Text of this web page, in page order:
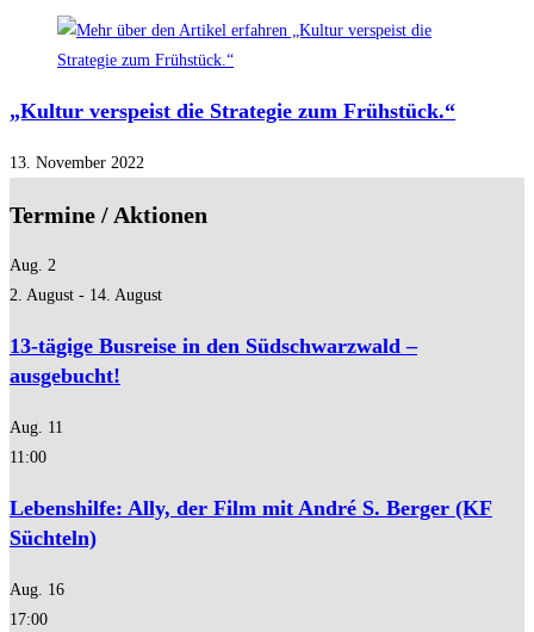
„Kultur verspeist die Strategie zum Frühstück.“
13. November 2022
Termine / Aktionen
Aug. 2
2. August - 14. August
13-tägige Busreise in den Südschwarzwald –
ausgebucht!
Aug. 11
11:00
Lebenshilfe: Ally, der Film mit André S. Berger (KF
Süchteln)
Aug. 16
17:00